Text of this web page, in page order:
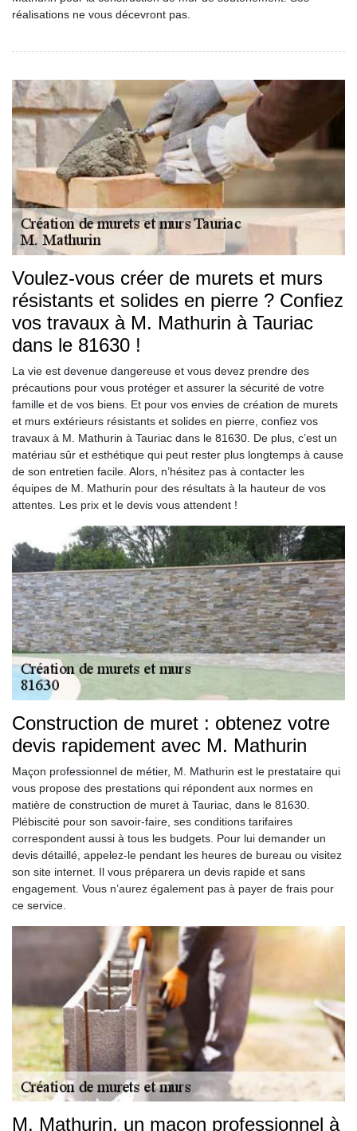
réalisations ne vous décevront pas.
Voulez-vous créer de murets et murs
résistants et solides en pierre ? Confiez
vos travaux à M. Mathurin à Tauriac
dans le 81630 !
La vie est devenue dangereuse et vous devez prendre des
précautions pour vous protéger et assurer la sécurité de votre
famille et de vos biens. Et pour vos envies de création de murets
et murs extérieurs résistants et solides en pierre, confiez vos
travaux à M. Mathurin à Tauriac dans le 81630. De plus, c’est un
matériau sûr et esthétique qui peut rester plus longtemps à cause
de son entretien facile. Alors, n’hésitez pas à contacter les
équipes de M. Mathurin pour des résultats à la hauteur de vos
attentes. Les prix et le devis vous attendent !
Construction de muret : obtenez votre
devis rapidement avec M. Mathurin
Maçon professionnel de métier, M. Mathurin est le prestataire qui
vous propose des prestations qui répondent aux normes en
matière de construction de muret à Tauriac, dans le 81630.
Plébiscité pour son savoir-faire, ses conditions tarifaires
correspondent aussi à tous les budgets. Pour lui demander un
devis détaillé, appelez-le pendant les heures de bureau ou visitez
son site internet. Il vous préparera un devis rapide et sans
engagement. Vous n’aurez également pas à payer de frais pour
ce service.
M. Mathurin, un maçon professionnel à